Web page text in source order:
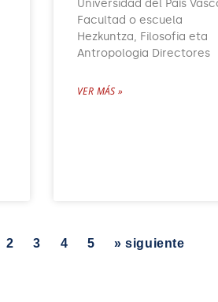
Universidad del País
Facultad o escuela
Hezkuntza, Filosofia eta
Antropologia Directores
VER MÁS »
2 3 4 5 » siguiente